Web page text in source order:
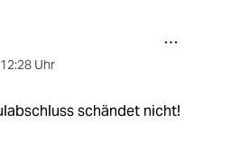
12:28 Uhr
schändet nicht!